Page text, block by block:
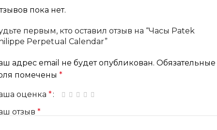
пока нет.
первым, кто оставил отзыв на “Часы Patek
Perpetual Calendar”
адрес email не будет опубликован. Обязательные
помечены *
оценка * 1 из 5 звёзд
2 из 5 звёзд
3 из 5 звёзд
4 из 5 звёзд
отзыв *